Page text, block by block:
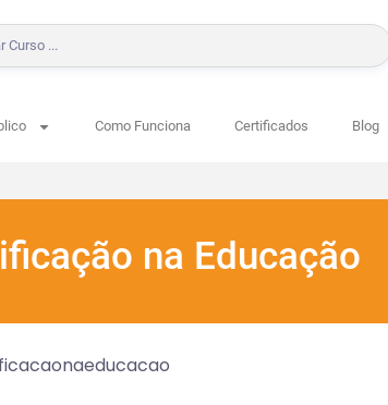
Como Funciona Certificados Blog
na Educação